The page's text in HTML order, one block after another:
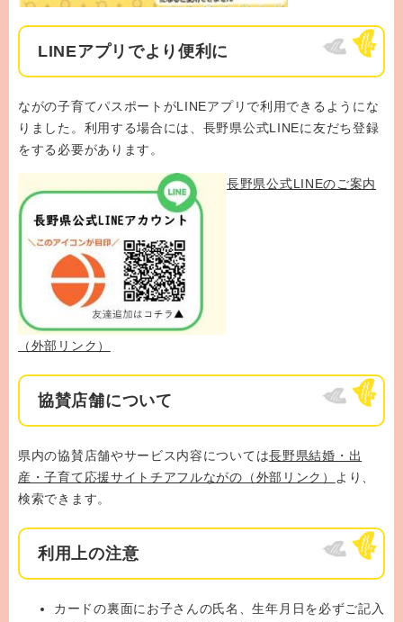
LINEアプリでより便利に
ながの子育てパスポートがLINEアプリで利用できるようにな
りました。利用する場合には、長野県公式LINEに友だち登録
をする必要があります。
長野県公式LINEのご案内
（外部リンク）
協賛店舗について
県内の協賛店舗やサービス内容については長野県結婚・出
産・子育て応援サイトチアフルながの （外部リンク）
より、
検索できます。
利用上の注意
カードの裏面にお子さんの氏名、生年月日を必ずご記入